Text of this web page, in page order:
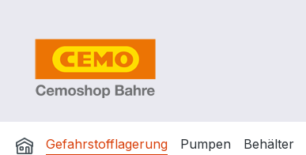
Gefahrstofflagerung Pumpen Behälter